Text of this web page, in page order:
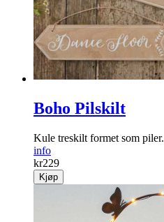
Boho Pilskilt
Kule treskilt formet som piler.
info
kr229
Kjøp